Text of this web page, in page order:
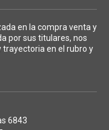
en la compra venta y
por sus titulares, nos
trayectoria en el rubro y
6843